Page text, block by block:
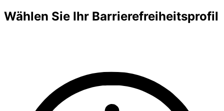
Wählen Sie Ihr Barrierefreiheitsprofil